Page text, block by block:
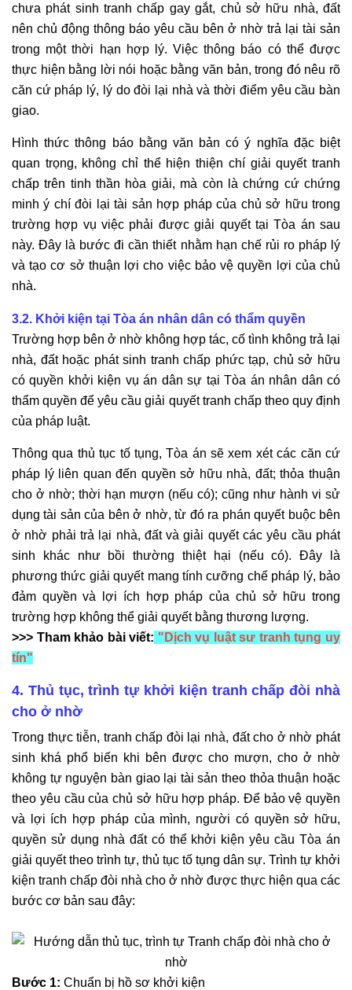
chưa phát sinh tranh chấp gay gắt, chủ sở hữu nhà, đất
nên chủ động thông báo yêu cầu bên ở nhờ trả lại tài sản
trong một thời hạn hợp lý. Việc thông báo có thể được
thực hiện bằng lời nói hoặc bằng văn bản, trong đó nêu rõ
căn cứ pháp lý, lý do đòi lại nhà và thời điểm yêu cầu bàn
giao.
Hình thức thông báo bằng văn bản có ý nghĩa đặc biệt
quan trọng, không chỉ thể hiện thiện chí giải quyết tranh
chấp trên tinh thần hòa giải, mà còn là chứng cứ chứng
minh ý chí đòi lại tài sản hợp pháp của chủ sở hữu trong
trường hợp vụ việc phải được giải quyết tại Tòa án sau
này. Đây là bước đi cần thiết nhằm hạn chế rủi ro pháp lý
và tạo cơ sở thuận lợi cho việc bảo vệ quyền lợi của chủ
nhà.
3.2. Khởi kiện tại Tòa án nhân dân có thẩm quyền
Trường hợp bên ở nhờ không hợp tác, cố tình không trả lại
nhà, đất hoặc phát sinh tranh chấp phức tạp, chủ sở hữu
có quyền khởi kiện vụ án dân sự tại Tòa án nhân dân có
thẩm quyền để yêu cầu giải quyết tranh chấp theo quy định
của pháp luật.
Thông qua thủ tục tố tụng, Tòa án sẽ xem xét các căn cứ
pháp lý liên quan đến quyền sở hữu nhà, đất; thỏa thuận
cho ở nhờ; thời hạn mượn (nếu có); cũng như hành vi sử
dụng tài sản của bên ở nhờ, từ đó ra phán quyết buộc bên
ở nhờ phải trả lại nhà, đất và giải quyết các yêu cầu phát
sinh khác như bồi thường thiệt hại (nếu có). Đây là
phương thức giải quyết mang tính cưỡng chế pháp lý, bảo
đảm quyền và lợi ích hợp pháp của chủ sở hữu trong
trường hợp không thể giải quyết bằng thương lượng.
>>> Tham khảo bài viết: "Dịch vụ luật sư tranh tụng uy
tín"
4. Thủ tục, trình tự khởi kiện tranh chấp đòi nhà
cho ở nhờ
Trong thực tiễn, tranh chấp đòi lại nhà, đất cho ở nhờ phát
sinh khá phổ biến khi bên được cho mượn, cho ở nhờ
không tự nguyện bàn giao lại tài sản theo thỏa thuận hoặc
theo yêu cầu của chủ sở hữu hợp pháp. Để bảo vệ quyền
và lợi ích hợp pháp của mình, người có quyền sở hữu,
quyền sử dụng nhà đất có thể khởi kiện yêu cầu Tòa án
giải quyết theo trình tự, thủ tục tố tụng dân sự. Trình tự khởi
kiện tranh chấp đòi nhà cho ở nhờ được thực hiện qua các
bước cơ bản sau đây:
Bước 1: Chuẩn bị hồ sơ khởi kiện